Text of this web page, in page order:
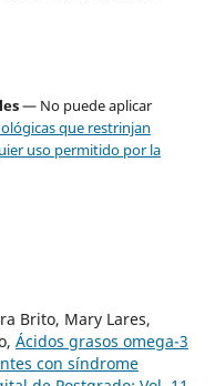
— No puede aplicar
que restrinjan
uso permitido por la
Brito, Mary Lares,
Ácidos grasos omega-3
con síndrome